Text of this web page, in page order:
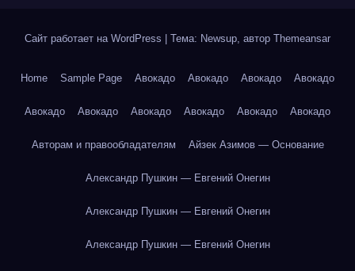
Сайт работает на WordPress Тема: Newsup, автор Themeansar
Home Sample Page Авокадо Авокадо Авокадо Авокадо
Авокадо Авокадо Авокадо Авокадо Авокадо Авокадо
Авторам и правообладателям Айзек Азимов — Основание
Александр Пушкин — Евгений Онегин
Александр Пушкин — Евгений Онегин
Александр Пушкин — Евгений Онегин